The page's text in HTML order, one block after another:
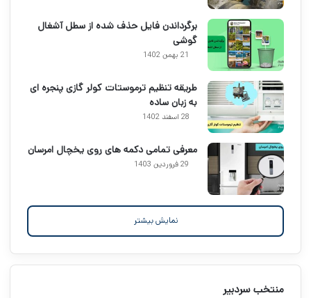
برگرداندن فایل حذف شده از سطل آشغال
گوشی
21 بهمن 1402
طریقه تنظیم ترموستات کولر گازی پنجره ای
به زبان ساده
28 اسفند 1402
معرفی تمامی دکمه های روی یخچال امرسان
29 فروردین 1403
نمایش بیشتر
منتخب سردبیر